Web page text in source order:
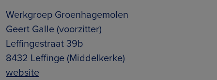
Werkgroep Groenhagemolen
Geert Galle (voorzitter)
Leffingestraat 39b
8432 Leffinge (Middelkerke)
website